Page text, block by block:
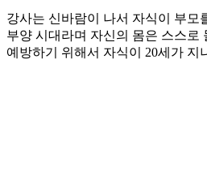
강사는 신바람이 나서 자식이 부모
부양 시대라며 자신의 몸은 스스로
예방하기 위해서 자식이 20세가